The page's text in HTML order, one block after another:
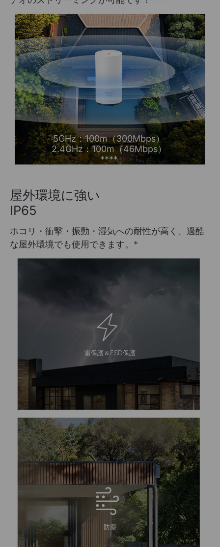
5GHz：100m（300Mbps）
2.4GHz：100m（46Mbps）
****
屋外環境に強い
IP65
ホコリ・衝撃・振動・湿気への耐性が高く、過酷
な屋外環境でも使用できます。 *
雷保護＆ESD保護
防塵